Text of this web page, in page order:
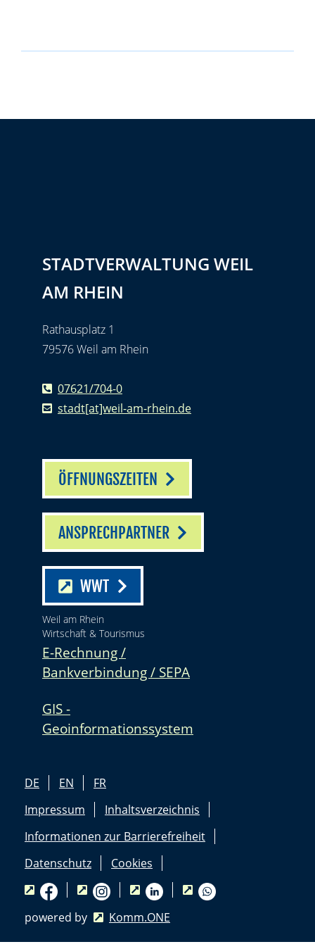
STADTVERWALTUNG WEIL
AM RHEIN
Rathausplatz 1
79576 Weil am Rhein
07621/704-0
stadt[at]weil-am-rhein.de
ÖFFNUNGSZEITEN
ANSPRECHPARTNER
WWT
Weil am Rhein
Wirtschaft & Tourismus
E-Rechnung /
Bankverbindung / SEPA
GIS -
Geoinformationssystem
DE EN
FR
Impressum
Inhaltsverzeichnis
Informationen zur Barrierefreiheit
Datenschutz
Cookies
powered by Komm.ONE